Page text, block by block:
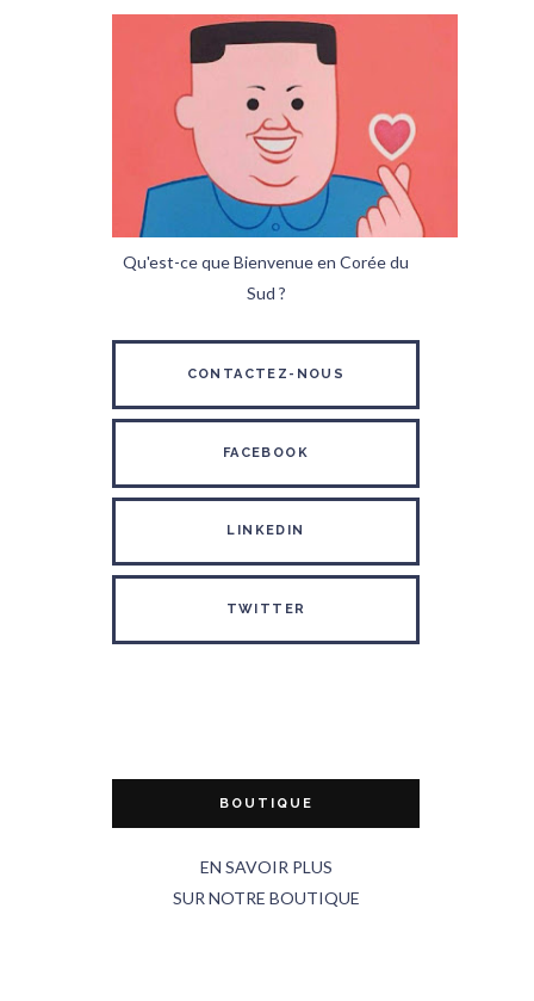
Qu'est-ce que Bienvenue en Corée du
Sud ?
CONTACTEZ-NOUS
FACEBOOK
LINKEDIN
TWITTER
BOUTIQUE
EN SAVOIR PLUS
SUR NOTRE BOUTIQUE